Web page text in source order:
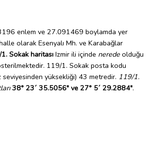
enlem ve 27.091469 boylamda yer
olarak Esenyalı Mh. ve Karabağlar
Sokak haritası Izmir ili içinde nerede olduğu
119/1. Sokak posta kodu
seviyesinden yüksekliği) 43 metredir. 119/1.
38° 23´ 35.5056" ve 27° 5´ 29.2884".